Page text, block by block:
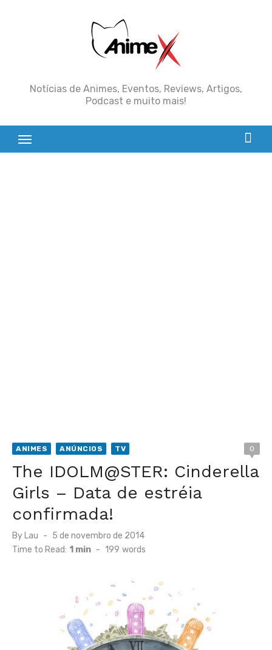
Notícias de Animes, Eventos, Reviews, Artigos,
Podcast e muito mais!
ANIMES ANÚNCIOS TV 0
The IDOLM@STER: Cinderella
Girls – Data de estréia
confirmada!
By Lau
Posted
on
5 de novembro de 2014
Time to Read: 1 min - 199 words